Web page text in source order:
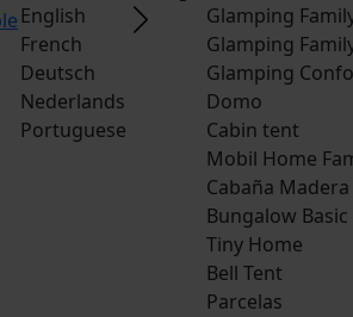
English
French
Deutsch
Nederlands
Portuguese
Glamping
Glamping
Glamping
Domo
Cabin tent
Mobil Home
Cabaña Madera
Bungalow Basic
Tiny Home
Bell Tent
Parcelas